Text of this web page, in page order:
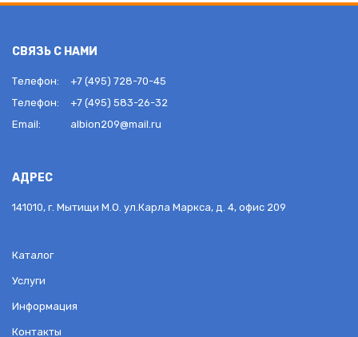
СВЯЗЬ С НАМИ
Телефон:
+7 (495) 728-70-45
Телефон:
+7 (495) 583-26-32
Email:
albion209@mail.ru
АДРЕС
141010, г. Мытищи М.О. ул.Карла Маркса, д. 4, офис 209
Каталог
Услуги
Информация
Контакты